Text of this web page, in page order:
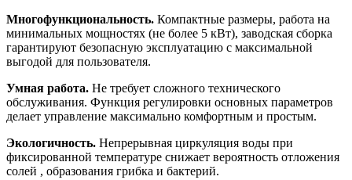
Многофункциональность. Компактные размеры, работа на
минимальных мощностях (не более 5 кВт), заводская сборка
гарантируют безопасную эксплуатацию с максимальной
выгодой для пользователя.
Умная работа. Не требует сложного технического
обслуживания. Функция регулировки основных параметров
делает управление максимально комфортным и простым.
Экологичность. Непрерывная циркуляция воды при
фиксированной температуре снижает вероятность отложения
солей , образования грибка и бактерий.